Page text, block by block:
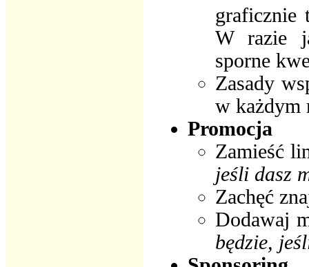
graficznie
W razie
sporne
Zasady
w każdym
Promocja
Zamieść
jeśli dasz
Zachęć
Dodawaj
będzie,